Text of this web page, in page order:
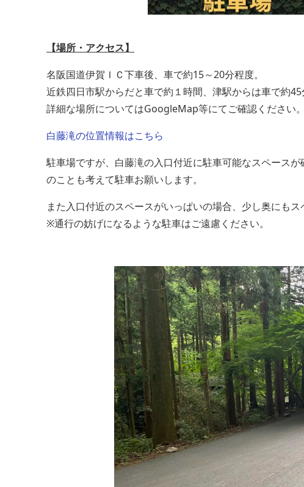
【場所・アクセス】
名阪国道伊賀ＩＣ下車後、車で約15～20分程度。
近鉄四日市駅からだと車で約１時間、津駅からは車で約45
詳細な場所についてはGoogleMap等にてご確認ください。
白藤滝の位置情報はこちら
駐車場ですが、白藤滝の入口付近に駐車可能なスペース
のことも考えて駐車お願いします。
また入口付近のスペースがいっぱいの場合、少し奥にも
※通行の妨げになるような駐車はご遠慮ください。